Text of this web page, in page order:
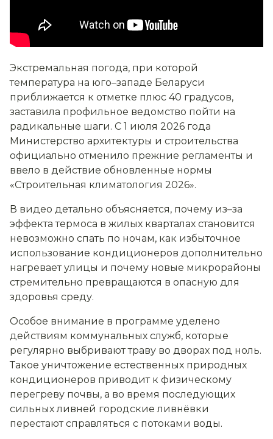
Экстремальная погода, при которой
температура на юго–западе Беларуси
приближается к отметке плюс 40 градусов,
заставила профильное ведомство пойти на
радикальные шаги. С 1 июля 2026 года
Министерство архитектуры и строительства
официально отменило прежние регламенты и
ввело в действие обновленные нормы
«Строительная климатология 2026».
В видео детально объясняется, почему из–за
эффекта термоса в жилых кварталах становится
невозможно спать по ночам, как избыточное
использование кондиционеров дополнительно
нагревает улицы и почему новые микрорайоны
стремительно превращаются в опасную для
здоровья среду.
Особое внимание в программе уделено
действиям коммунальных служб, которые
регулярно выбривают траву во дворах под ноль.
Такое уничтожение естественных природных
кондиционеров приводит к физическому
перегреву почвы, а во время последующих
сильных ливней городские ливнёвки
перестают справляться с потоками воды.